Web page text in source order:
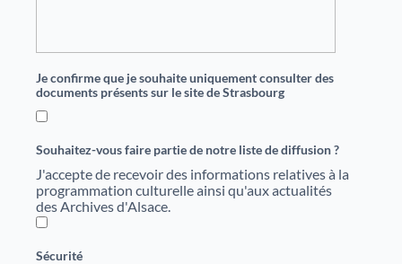
Je confirme que je souhaite uniquement consulter des
documents présents sur le site de Strasbourg
Souhaitez-vous faire partie de notre liste de diffusion ?
J'accepte de recevoir des informations relatives à la
programmation culturelle ainsi qu'aux actualités
des Archives d'Alsace.
Sécurité